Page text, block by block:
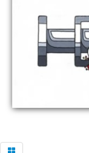
El mundo marino
Commander